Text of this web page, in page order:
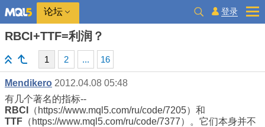
论坛 登录
RBCI+TTF=利润？
1 2 ... 16
Mendikero 2012.04.08 05:48
有几个著名的指标--
RBCI
（https://www.mql5.com/ru/code/7205）和
TTF （https://www.mql5.com/ru/code/7377）。它们本身并不